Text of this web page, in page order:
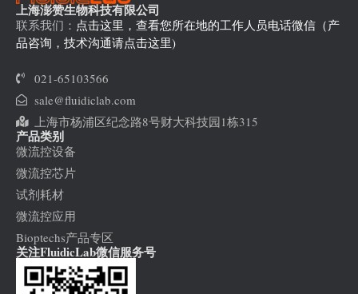
上海澎赞生物科技有限公司
联系我们： 点击这里，查看您所在地的工作人员电话微信（产
品咨询，技术沟通请点击这里)
021-65103566
sale@fluidiclab.com
上海市杨浦区纪念路8号财大科技园1栋315
产品类别
微流控设备
微流控芯片
试剂耗材
微流控应用
Bioptechs产品专区
关注FluidicLab微信服务号